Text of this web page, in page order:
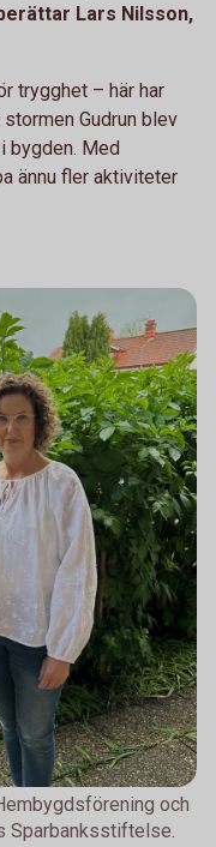
Lars Nilsson,
trygghet – här har
Gudrun blev
bygden. Med
ännu fler aktiviteter
och
Sparbanksstiftelse.